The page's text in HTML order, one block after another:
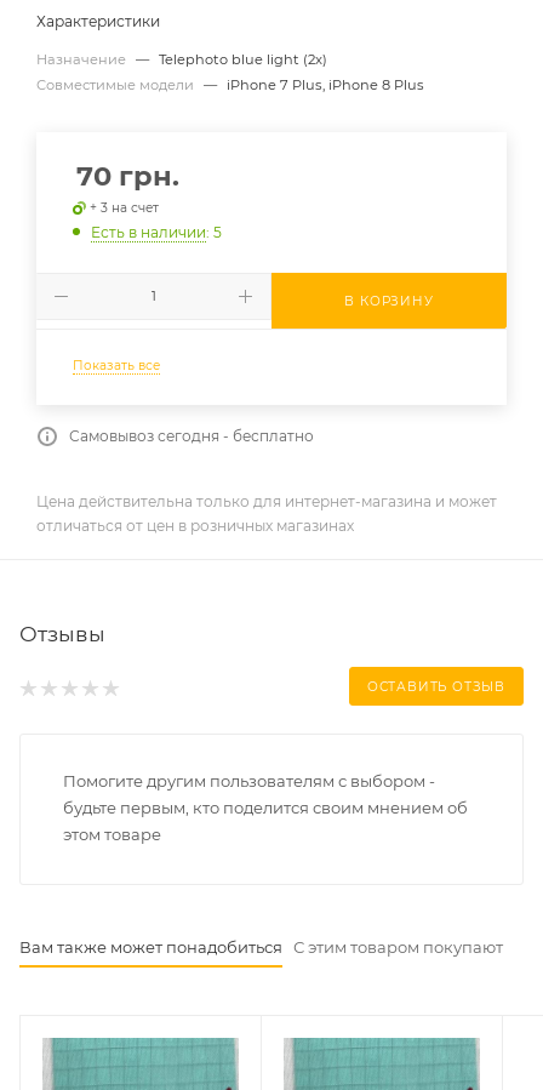
Характеристики
Назначение — Telephoto blue light (2x)
Совместимые модели
— iPhone 7 Plus, iPhone 8 Plus
70 грн.
+ 3 на счет
Есть в наличии: 5
В КОРЗИНУ
Показать все
Самовывоз сегодня - бесплатно
Цена действительна только для интернет-магазина и может
отличаться от цен в розничных магазинах
Отзывы
ОСТАВИТЬ ОТЗЫВ
Помогите другим пользователям с выбором -
будьте первым, кто поделится своим мнением об
этом товаре
Вам также может понадобиться С этим товаром покупают